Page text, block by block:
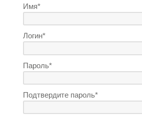
Имя*
Логин*
Пароль*
Подтвердите пароль*